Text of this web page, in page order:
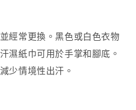
經常更換。黑色或白色衣物
濕紙巾可用於手掌和腳底。
少情境性出汗 。